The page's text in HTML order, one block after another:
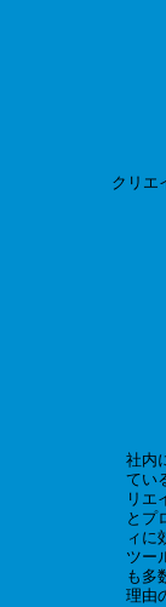
社内
てい
リエ
とプ
ィに
ツー
も多
理由
クリエ